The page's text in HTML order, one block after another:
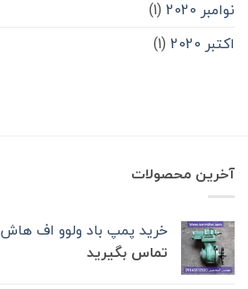
نوامبر 2020
(1)
اکتبر 2020
(1)
آخرین محصولات
خرید پمپ باد ولوو اف هاش 13 تک‌ پیستون -FH13
تماس بگیرید